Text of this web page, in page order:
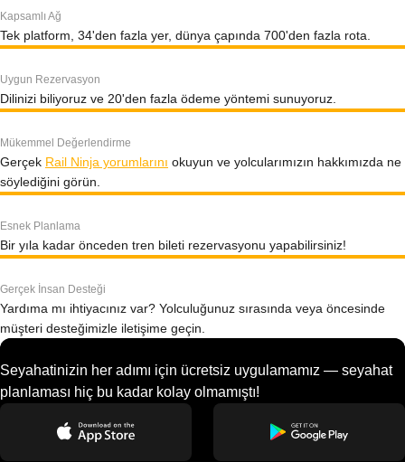
Kapsamlı Ağ
Tek platform, 34'den fazla yer, dünya çapında 700'den fazla rota.
Uygun Rezervasyon
Dilinizi biliyoruz ve 20'den fazla ödeme yöntemi sunuyoruz.
Mükemmel Değerlendirme
Gerçek Rail Ninja yorumlarını okuyun ve yolcularımızın hakkımızda ne
söylediğini görün.
Esnek Planlama
Bir yıla kadar önceden tren bileti rezervasyonu yapabilirsiniz!
Gerçek İnsan Desteği
Yardıma mı ihtiyacınız var? Yolculuğunuz sırasında veya öncesinde
müşteri desteğimizle iletişime geçin.
Seyahatinizin her adımı için ücretsiz uygulamamız — seyahat
planlaması hiç bu kadar kolay olmamıştı!